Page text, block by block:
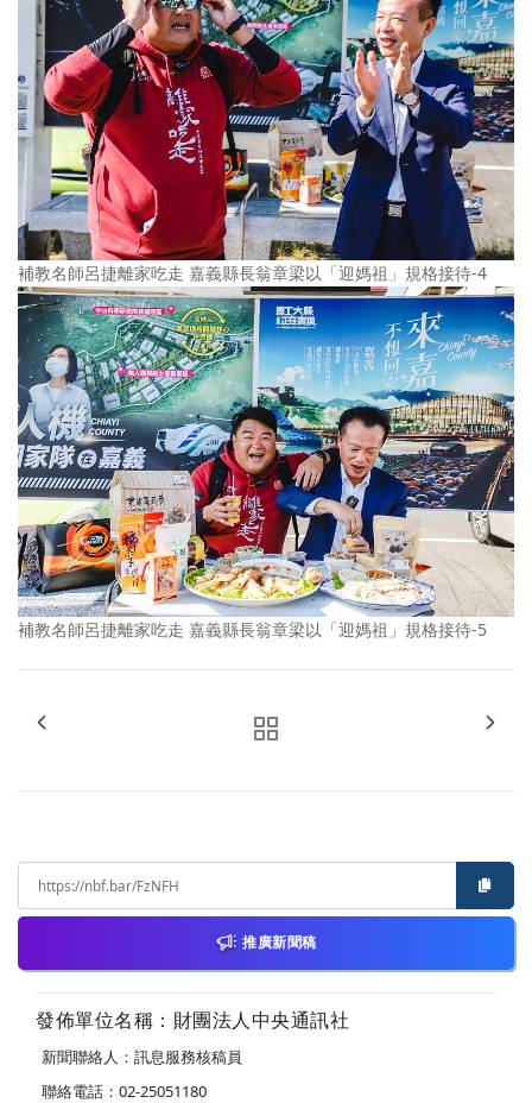
補教名師呂捷離家吃走 嘉義縣長翁章梁以「迎媽祖」規格接待-4
補教名師呂捷離家吃走 嘉義縣長翁章梁以「迎媽祖」規格接待-5
推廣新聞稿
發佈單位名稱：財團法人中央通訊社
新聞聯絡人：訊息服務核稿員
聯絡電話：02-25051180